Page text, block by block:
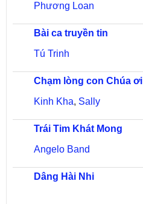
Phương Loan
Bài ca truyền tin
Tú Trinh
Chạm lòng con Chúa ơi
Kinh Kha, Sally
Trái Tim Khát Mong
Angelo Band
Dâng Hài Nhi